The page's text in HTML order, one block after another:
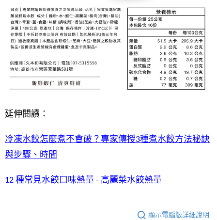
延伸閱讀：
冷凍水餃怎麼煮不會破？專家傳授3種煮水餃方法秘訣
與步驟、時間
12 種常見水餃口味熱量 - 高麗菜水餃熱量
顯示電腦版詳細說明